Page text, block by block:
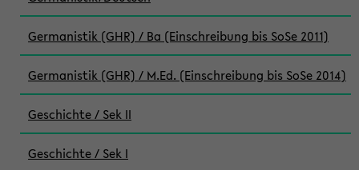
Germanistik (GHR) / Ba (Einschreibung bis SoSe 2011)
Germanistik (GHR) / M.Ed. (Einschreibung bis SoSe 2014)
Geschichte / Sek II
Geschichte / Sek I